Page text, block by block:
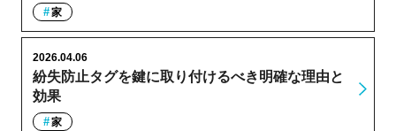
家
紛失防止タグを鍵に取り付けるべき明確な理由と
効果
2026.04.06
家